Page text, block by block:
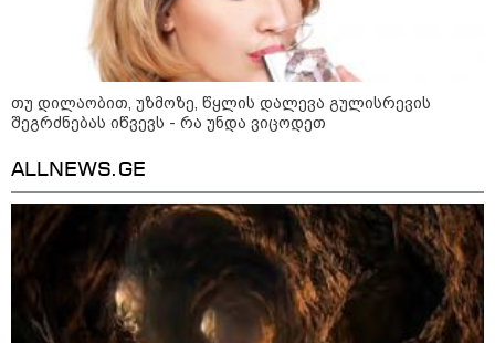
"ჩვენთვის ეს ეგზოტიკაა, ჩვენს
სტუმრებს ასე ვუხსნით - ბევრი
სანთელი, ეგზოტიკა და
რომანტიკული საღამოები" -
შალვა ალავერდაშვილი
ელექტროენერგიის გათიშვებზე
არის დაკავშირებული ნია
იმნაძის 10 თვის თავზე დაკავება
- რა უნდა თქვას 16 წლის
ბავშვმა, რომელიც 9 თვის
განმავლობაში
წარმოუდგენელი
ფსიქოლოგიური ტერორის ქვეშ
არის" - რას აცხადებს ნია
იმნაძის ადვოკატი?
კატეგორიის ყველა სიახლე
თუ დილაობით, უზმოზე, წყლის დალევა გულისრევის
შეგრძნებას იწვევს - რა უნდა ვიცოდეთ
ALLNEWS.GE